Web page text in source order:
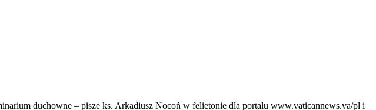
duchowne – pisze ks. Arkadiusz Nocoń w felietonie dla portalu www.vaticannews.va/pl i